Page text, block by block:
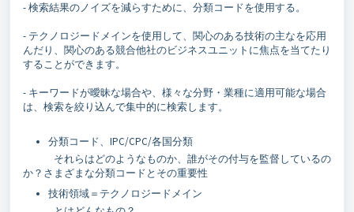
- 検索結果のノイズを減らすために、分類コードを使用する。
- テクノロジードメインを使用して、関心のある技術の主なを応用
んだり、関心のある競合他社のビジネスユニットに焦点を当てたり
することができます。
- キーワードが曖昧な場合や、様々な分野・業種に適用可能な場合
は、検索を絞り込んで集中的に検索します。
分類コード、IPC/CPC/各国分類
それらはどのようなものか、誰がその付与を監督しているの
か？さまざまな分類コードとその重要性
技術領域＝テクノロジードメイン